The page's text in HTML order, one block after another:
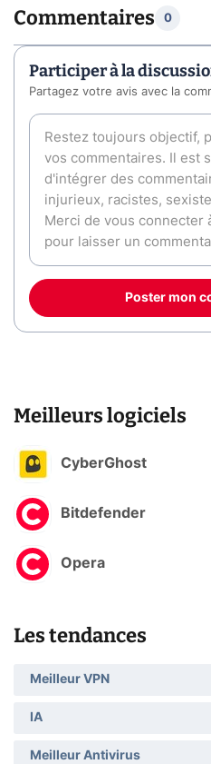
Commentaires 0
Participer à la
Partagez votre avis avec la
Poster mon
Meilleurs logiciels
CyberGhost
Bitdefender
Opera
Les tendances
Meilleur VPN
IA
Meilleur Antivirus